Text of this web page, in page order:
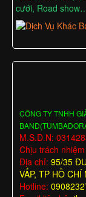
cưới, Road
CÔNG TY TNHH
M.S.D.N:
Chịu trách
Địa chỉ: 95/35
VẤP, TP HỒ CHÍ
Hotline: